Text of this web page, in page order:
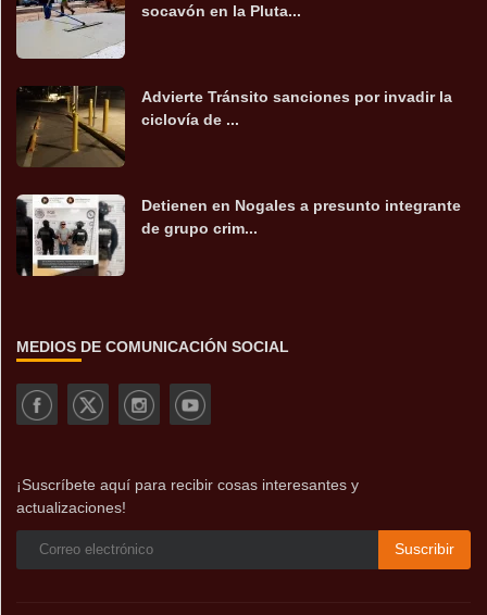
socavón en la Pluta...
Advierte Tránsito sanciones por invadir la
ciclovía de ...
Detienen en Nogales a presunto integrante
de grupo crim...
MEDIOS DE COMUNICACIÓN SOCIAL
¡Suscríbete aquí para recibir cosas interesantes y
actualizaciones!
Suscribir